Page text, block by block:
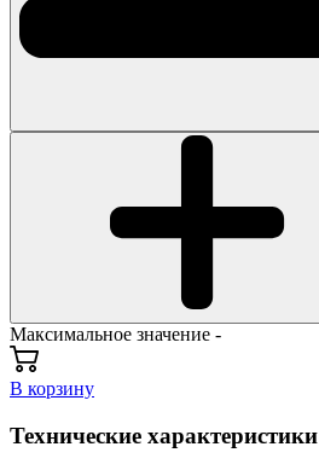
Максимальное значение -
В корзину
Технические характеристики